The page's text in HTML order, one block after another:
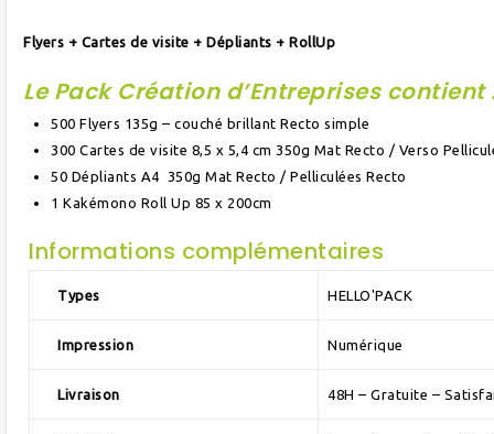
Flyers + Cartes de visite + Dépliants + RollUp
Le Pack Création d’Entreprises contient
500 Flyers 135g – couché brillant Recto simple
300 Cartes de visite 8,5 x 5,4 cm 350g Mat Recto / Verso
50 Dépliants A4 350g Mat Recto / Pelliculées Recto
1 Kakémono Roll Up 85 x 200cm
Informations complémentaires
Types HELLO'PACK
Impression Numérique
Livraison 48H – Gratuite –